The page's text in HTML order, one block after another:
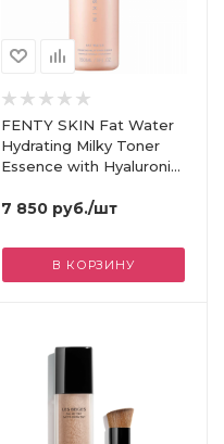
FENTY SKIN Fat Water
Hydrating Milky Toner
Essence with Hyaluronic
7 850 руб./шт
В КОРЗИНУ